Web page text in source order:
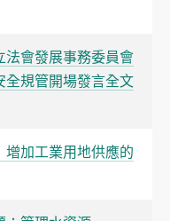
法會發展事務委員會
全規管開場發言全文
增加工業用地供應的